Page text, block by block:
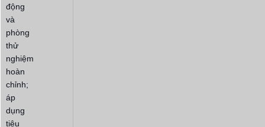
động
và
phòng
thử
nghiệm
hoàn
chỉnh;
áp
dụng
tiêu